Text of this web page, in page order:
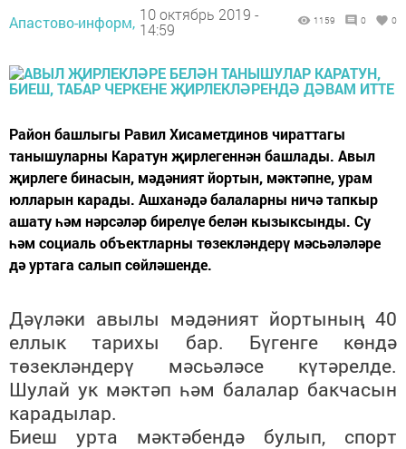
Апастово-информ, 10 октябрь 2019 -
14:59
1159 0 0
Район башлыгы Равил Хисаметдинов чираттагы
танышуларны Каратун җирлегеннән башлады. Авыл
җирлеге бинасын, мәдәният йортын, мәктәпне, урам
юлларын карады. Ашханәдә балаларны ничә тапкыр
ашату һәм нәрсәләр бирелүе белән кызыксынды. Су
һәм социаль объектларны төзекләндерү мәсьәләләре
дә уртага салып сөйләшенде.
Дәүләки авылы мәдәният йортының 40
еллык тарихы бар. Бүгенге көндә
төзекләндерү мәсьәләсе күтәрелде.
Шулай ук мәктәп һәм балалар бакчасын
карадылар.
Биеш урта мәктәбендә булып, спорт